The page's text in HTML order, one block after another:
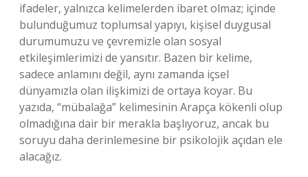
ifadeler, yalnızca kelimelerden ibaret olmaz; içinde
bulunduğumuz toplumsal yapıyı, kişisel duygusal
durumumuzu ve çevremizle olan sosyal
etkileşimlerimizi de yansıtır. Bazen bir kelime,
sadece anlamını değil, aynı zamanda içsel
dünyamızla olan ilişkimizi de ortaya koyar. Bu
yazıda, “mübalağa” kelimesinin Arapça kökenli olup
olmadığına dair bir merakla başlıyoruz, ancak bu
soruyu daha derinlemesine bir psikolojik açıdan ele
alacağız.